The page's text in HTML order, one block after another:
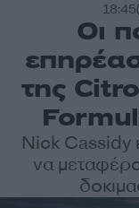
18:45
Οι
της
Nick Cassidy
να